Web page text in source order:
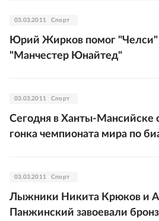
03.03.2011 Спорт
Юрий Жирков помог "Челси"
"Манчестер Юнайтед"
03.03.2011 Спорт
Сегодня в Ханты-Мансийске
гонка чемпионата мира по
03.03.2011 Спорт
Лыжники Никита Крюков и
Панжинский завоевали